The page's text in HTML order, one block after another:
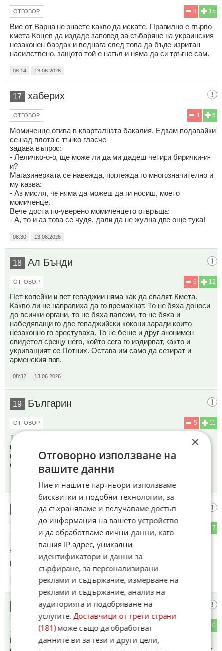
15
8
ОТГОВОР
Вие от Варна не знаете какво да искате. Правилно е първо
кмета Коцев да издаде заповед за събаряне на украинския
незаконен бардак и веднага след това да бъде изритан
насилствено, защото той е нагъл и няма да си тръгне сам.
08:14 13.06.2026
17 хаберих
6
1
ОТГОВОР
Момиченце отива в кварталната бакалия. Едвам подавайки
се над плота с тънко гласче
задава въпрос:
- Леличко-о-о, ще може ли да ми дадеш четири бирички-и-
и?
Магазинерката се навежда, поглежда го многозначително и
му казва:
- Аз мисля, че няма да можеш да ги носиш, моето
момиченце.
Вече доста по-уверено момиченцето отвръща:
- А, то и аз това се чудя, дали да не жулна две още тука!
08:30 13.06.2026
18 Ал Бънди
12
6
ОТГОВОР
Пет копейки и пет гепаджии няма как да свалят Кмета.
Какво ли не направиха да го премахнат. То не бяха доноси
до всички органи, то не бяха палежи, то не бяха и
набедяващи го две гепаджийски кокони заради които
незаконно го арестуваха. То не беше и друг анонимен
свидетел срещу него, който сега го издирват, както и
укриващият се Потних. Остава им само да сезират и
арменския поп.
08:32 13.06.2026
19 Българин
11
5
ОТГОВОР
Този птотест е организиран от украинците,във връзка с
незаконния строеж.Има няма 20 човека.И защо Коцев да
поддава оставка?!Къде е Невзоров и защо не е арестуван
от българските власти?!
13.06.2026
Прайда е на снимката
7
До коментар#14от "Тома":
Бандитска Варна
13.06.2026
Джо
10
ОТГОВОР
Ние от Варна знаем добре какво искаме,само че варненци
са не повече от 10% от жителите на града.Останалото е от
×
Отговорно използване на
вашите данни
Ние и нашите партньори използваме
бисквитки и подобни технологии, за
да съхраняваме и получаваме достъп
до информация на вашето устройство
и да обработваме лични данни, като
вашия IP адрес, уникални
идентификатори и данни за
сърфиране, за персонализирани
реклами и съдържание, измерване на
реклами и съдържание, анализ на
аудиторията и подобряване на
услугите.Доставчици от трети страни
(181)може също да обработват
данните ви за тези и други цели,